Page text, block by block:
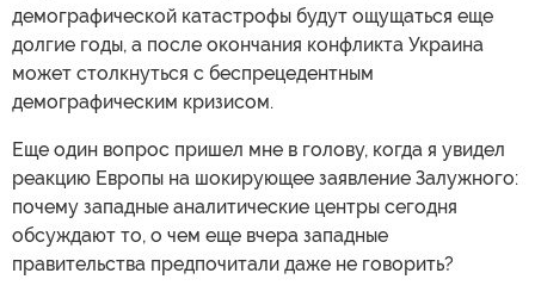
демографической катастрофы будут ощущаться еще
долгие годы, а после окончания конфликта Украина
может столкнуться с беспрецедентным
демографическим кризисом.
Еще один вопрос пришел мне в голову, когда я увидел
реакцию Европы на шокирующее заявление Залужного:
почему западные аналитические центры сегодня
обсуждают то, о чем еще вчера западные
правительства предпочитали даже не говорить?